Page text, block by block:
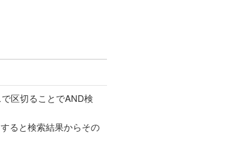
区切ることでAND検
ると検索結果からその